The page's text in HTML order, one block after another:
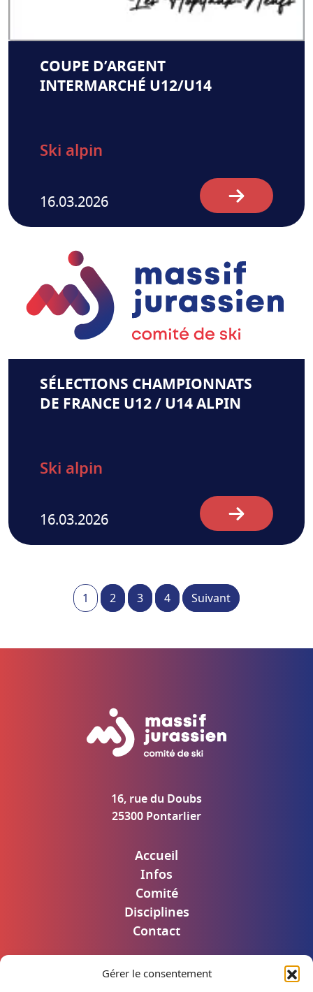
Gérer le consentement
COUPE D’ARGENT
INTERMARCHÉ U12/U14
Ski alpin
16.03.2026
SÉLECTIONS CHAMPIONNATS
DE FRANCE U12 / U14 ALPIN
Ski alpin
16.03.2026
1 2 3 4 Suivant
16, rue du Doubs
25300 Pontarlier
Accueil
Infos
Comité
Disciplines
Contact
Mentions légales